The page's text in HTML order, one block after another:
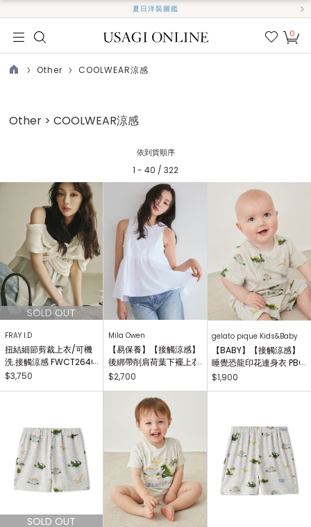
夏日洋裝圖鑑
我的
0
Other COOLWEAR涼感
Other > COOLWEAR涼感
依到貨順序
1 - 40 / 322
FRAY I.D
扭結細節剪裁上衣/可機
洗.接觸涼感 FWCT2640
25
$3,750
Mila Owen
【易保養】【接觸涼感】
後綁帶削肩荷葉下襬上衣
09WFT264902
$2,700
gelato pique Kids&Baby
【BABY】【接觸涼感】
睡覺恐龍印花連身衣 PBC
O262368
$1,900